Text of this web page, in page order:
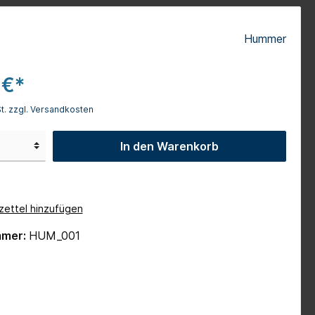
Hummer
zzgl. Versandkosten
In den Warenkorb
hinzufügen
HUM_001